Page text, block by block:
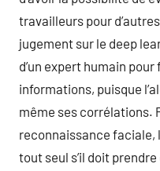
travailleurs pour
jugement sur le deep
d’un expert humain
informations, puisque
même ses corrélations.
reconnaissance faciale,
tout seul s’il doit